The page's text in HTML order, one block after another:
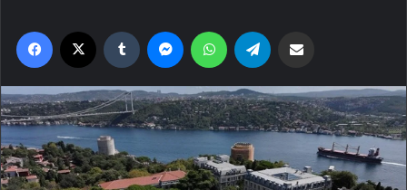
Facebook Tumblr MessengerWhatsApp